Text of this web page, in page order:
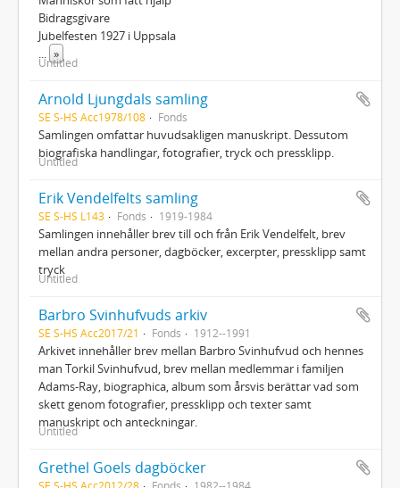
Bidragsgivare
Jubelfesten 1927 i Uppsala
»
Untitled
Arnold Ljungdals samling
SE S-HS Acc1978/108 Fonds
Samlingen omfattar huvudsakligen manuskript. Dessutom
biografiska handlingar, fotografier, tryck och pressklipp.
Untitled
Erik Vendelfelts samling
SE S-HS L143 Fonds 1919-1984
Samlingen innehåller brev till och från Erik Vendelfelt, brev
mellan andra personer, dagböcker, excerpter, pressklipp samt
tryck
Untitled
Barbro Svinhufvuds arkiv
SE S-HS Acc2017/21 Fonds 1912--1991
Arkivet innehåller brev mellan Barbro Svinhufvud och hennes
man Torkil Svinhufvud, brev mellan medlemmar i familjen
Adams-Ray, biographica, album som årsvis berättar vad som
skett genom fotografier, pressklipp och texter samt
manuskript och anteckningar.
Untitled
Grethel Goels dagböcker
SE S-HS Acc2012/28 Fonds 1982--1984